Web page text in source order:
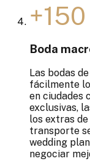
+150
Boda
Las bodas
fácilmente
en ciudades
exclusivas,
los extras
transporte
wedding
negociar